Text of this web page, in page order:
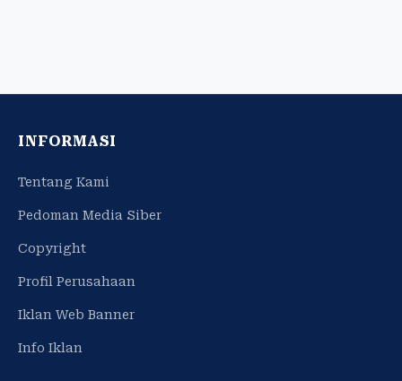
INFORMASI
Tentang Kami
Pedoman Media Siber
Copyright
Profil Perusahaan
Iklan Web Banner
Info Iklan